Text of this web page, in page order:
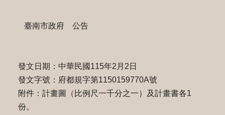
臺南市政府 公告
發文日期：中華民國115年2月2日
發文字號：府都規字第1150159770A號
附件：計畫圖（比例尺一千分之一）及計畫書各1
份。